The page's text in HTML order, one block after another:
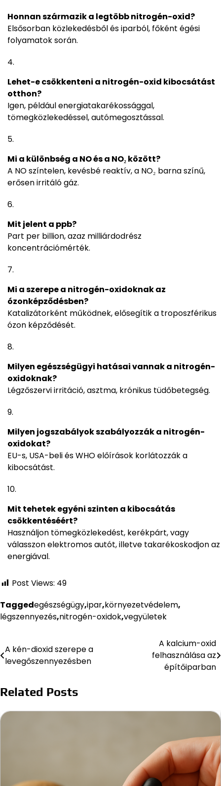
Honnan származik a legtöbb nitrogén-oxid?
Elsősorban közlekedésből és iparból, főként égési
folyamatok során.
Lehet-e csökkenteni a nitrogén-oxid kibocsátást
otthon?
Igen, például energiatakarékossággal,
tömegközlekedéssel, autómegosztással.
Mi a különbség a NO és a NO₂ között?
A NO színtelen, kevésbé reaktív, a NO₂ barna színű,
erősen irritáló gáz.
Mit jelent a ppb?
Part per billion, azaz milliárdodrész
koncentrációmérték.
Mi a szerepe a nitrogén-oxidoknak az
ózonképződésben?
Katalizátorként működnek, elősegítik a troposzférikus
ózon képződését.
Milyen egészségügyi hatásai vannak a nitrogén-
oxidoknak?
Légzőszervi irritáció, asztma, krónikus tüdőbetegség.
Milyen jogszabályok szabályozzák a nitrogén-
oxidokat?
EU-s, USA-beli és WHO előírások korlátozzák a
kibocsátást.
Mit tehetek egyéni szinten a kibocsátás
csökkentéséért?
Használjon tömegközlekedést, kerékpárt, vagy
válasszon elektromos autót, illetve takarékoskodjon az
energiával.
Post Views: 49
Taggedegészségügy,ipar,környezetvédelem,
légszennyezés,nitrogén-oxidok,vegyületek
Bejegyzés
navigáció
A kén-dioxid szerepe a
levegőszennyezésben
A kalcium-oxid
felhasználása az
építőiparban
Related Posts